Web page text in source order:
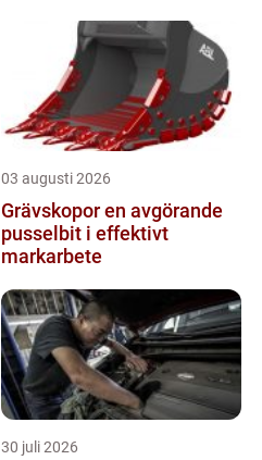
03 augusti 2026
Grävskopor en avgörande
pusselbit i effektivt
markarbete
30 juli 2026